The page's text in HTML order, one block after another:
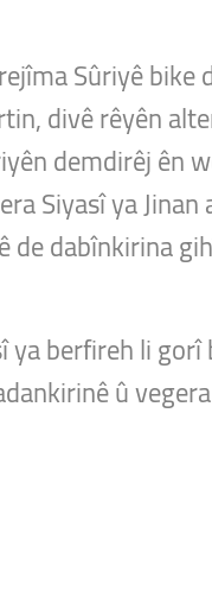
Sûriyê bike
divê rêyên
demdirêj ên
Siyasî ya Jinan
de dabînkirina
ya berfireh li
û